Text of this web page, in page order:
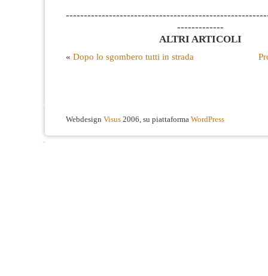
-------------
ALTRI ARTICOLI
« Dopo lo sgombero tutti in strada
Webdesign Visus 2006, su piattaforma WordPress